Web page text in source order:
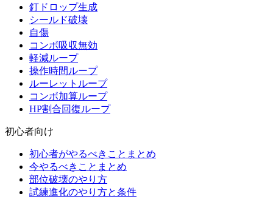
釘ドロップ生成
シールド破壊
自傷
コンボ吸収無効
軽減ループ
操作時間ループ
ルーレットループ
コンボ加算ループ
HP割合回復ループ
初心者向け
初心者がやるべきことまとめ
今やるべきことまとめ
部位破壊のやり方
試練進化のやり方と条件